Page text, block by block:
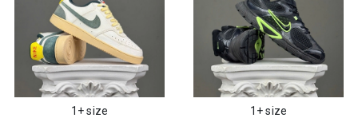
1+ size 1+ size